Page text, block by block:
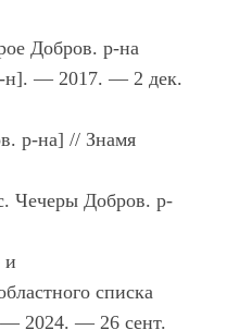
Добров. р-на
н]. — 2017. — 2 дек.
р-на] // Знамя
Чечеры Добров. р-
и
списка
— 2024. — 26 сент.